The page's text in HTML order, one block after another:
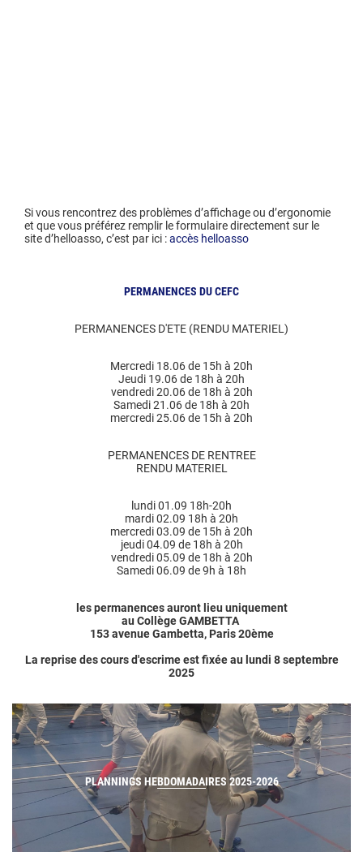
Si vous rencontrez des problèmes d’affichage ou d’ergonomie
et que vous préférez remplir le formulaire directement sur le
site d’helloasso, c’est par ici :accès helloasso
PERMANENCES DU CEFC
PERMANENCES D'ETE (RENDU MATERIEL)
Mercredi 18.06 de 15h à 20h
Jeudi 19.06 de 18h à 20h
vendredi 20.06 de 18h à 20h
Samedi 21.06 de 18h à 20h
mercredi 25.06 de 15h à 20h
PERMANENCES DE RENTREE
RENDU MATERIEL
lundi 01.09 18h-20h
mardi 02.09 18h à 20h
mercredi 03.09 de 15h à 20h
jeudi 04.09 de 18h à 20h
vendredi 05.09 de 18h à 20h
Samedi 06.09 de 9h à 18h
les permanences auront lieu uniquement
au Collège GAMBETTA
153 avenue Gambetta, Paris 20ème
La reprise des cours d'escrime est fixée au lundi 8 septembre
2025
PLANNINGS HEBDOMADAIRES 2025-2026